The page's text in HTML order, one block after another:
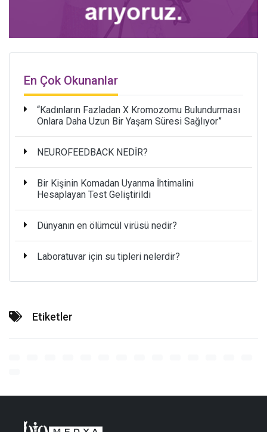
En Çok Okunanlar
“Kadınların Fazladan X Kromozomu Bulundurması
Onlara Daha Uzun Bir Yaşam Süresi Sağlıyor”
NEUROFEEDBACK NEDİR?
Bir Kişinin Komadan Uyanma İhtimalini
Hesaplayan Test Geliştirildi
Dünyanın en ölümcül virüsü nedir?
Laboratuvar için su tipleri nelerdir?
Etiketler